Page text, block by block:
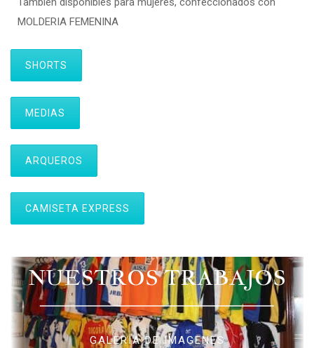
MOLDERIA FEMENINA
SHORTS
MEDIAS
ARQUEROS
CAMISETA EXPRESS
NUESTROS TRABAJOS
GALERIA DE IMAGENES